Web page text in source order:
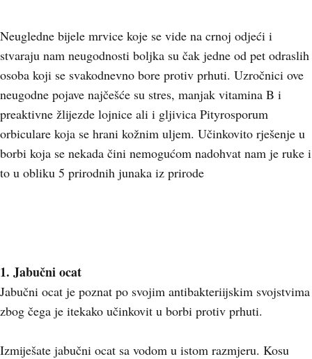
Neugledne bijele mrvice koje se vide na crnoj odjeći i
stvaraju nam neugodnosti boljka su čak jedne od pet odraslih
osoba koji se svakodnevno bore protiv prhuti. Uzročnici ove
neugodne pojave najčešće su stres, manjak vitamina B i
preaktivne žlijezde lojnice ali i gljivica Pityrosporum
orbiculare koja se hrani kožnim uljem. Učinkovito rješenje u
borbi koja se nekada čini nemogućom nadohvat nam je ruke i
to u obliku 5 prirodnih junaka iz prirode
1. Jabučni ocat
Jabučni ocat je poznat po svojim antibakteriijskim svojstvima
zbog čega je itekako učinkovit u borbi protiv prhuti.
Izmiješate jabučni ocat sa vodom u istom razmjeru. Kosu